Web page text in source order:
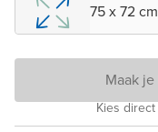
75 x 72 cm
Maak
Kies